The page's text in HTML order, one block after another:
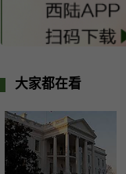
大家都在看